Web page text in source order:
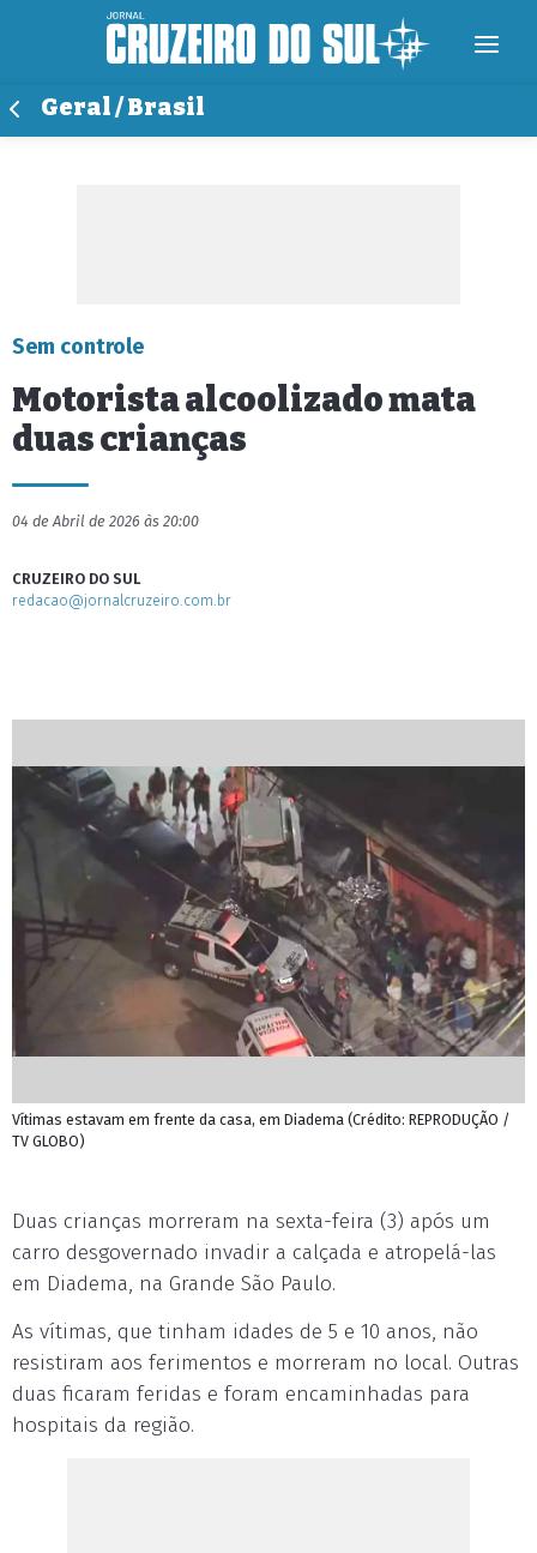
Geral / Brasil
Sem controle
Motorista alcoolizado mata
duas crianças
04 de Abril de 2026 às 20:00
CRUZEIRO DO SUL
redacao@jornalcruzeiro.com.br
Vítimas estavam em frente da casa, em Diadema (Crédito: REPRODUÇÃO /
TV GLOBO)
Duas crianças morreram na sexta-feira (3) após um
carro desgovernado invadir a calçada e atropelá-las
em Diadema, na Grande São Paulo.
As vítimas, que tinham idades de 5 e 10 anos, não
resistiram aos ferimentos e morreram no local. Outras
duas ficaram feridas e foram encaminhadas para
hospitais da região.